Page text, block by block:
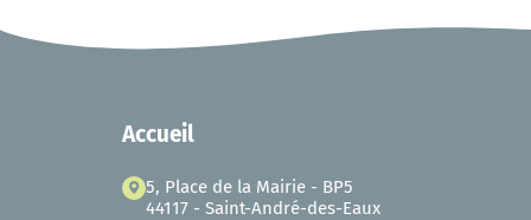
Accueil
5, Place de la Mairie - BP5
44117 - Saint-André-des-Eaux